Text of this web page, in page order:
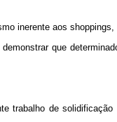
inerente aos
que
trabalho de